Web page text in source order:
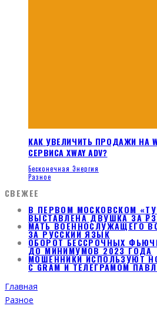
КАК УВЕЛИЧИТЬ ПРОДАЖИ НА
СЕРВИСА XWAY ADV?
Бесконечная Энергия
Разное
СВЕЖЕЕ
В ПЕРВОМ МОСКОВСКОМ
ВЫСТАВЛЕНА ДВУШКА ЗА
МАТЬ ВОЕННОСЛУЖАЩЕГО
ЗА РУССКИЙ ЯЗЫК
ОБОРОТ БЕССРОЧНЫХ
ДО МИНИМУМОВ 2023 ГОДА
МОШЕННИКИ ИСПОЛЬЗУЮТ
С GRAM И ТЕЛЕГРАМОМ
Главная
Разное